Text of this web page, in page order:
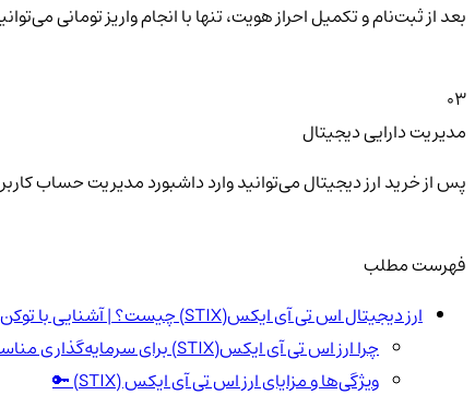
بعد از ثبت‌نام و تکمیل احراز هویت، تنها با انجام واریز تومانی
03
مدیریت دارایی دیجیتال
پس از خرید ارز دیجیتال می‌توانید وارد داشبورد مدیریت حساب
فهرست مطلب
ارز دیجیتال اس تی آی ایکس(STIX) چیست؟ | آشنایی با توکن STIX
چرا ارز اس تی آی ایکس(STIX) برای سرمایه‌گذاری مناسب است؟ 💸
ویژگی‌ها و مزایای ارز اس تی آی ایکس (STIX) 🔑